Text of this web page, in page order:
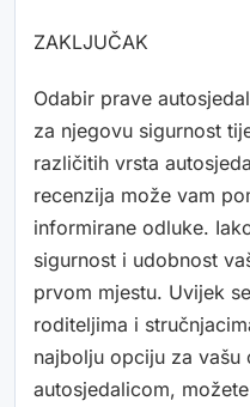
ZAKLJUČAK
Odabir prave
za njegovu sigurnost
različitih vrsta
recenzija može vam
informirane odluke.
sigurnost i udobnost
prvom mjestu. Uvijek
roditeljima i
najbolju opciju za vašu
autosjedalicom,